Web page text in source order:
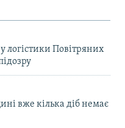
Повітряних
вже кілька діб немає